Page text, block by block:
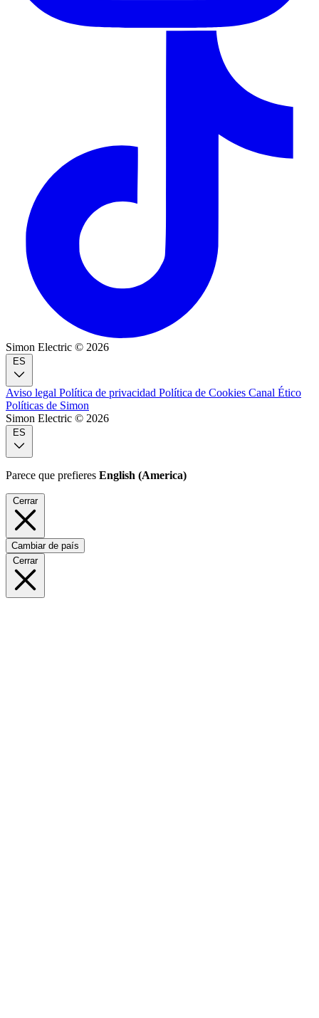
Simon Electric © 2026
Aviso legal Política de privacidad Política de Cookies Canal Ético
Políticas de Simon
Simon Electric © 2026
Parece que prefieres English (America)
Cerrar
Cambiar de país
Cerrar